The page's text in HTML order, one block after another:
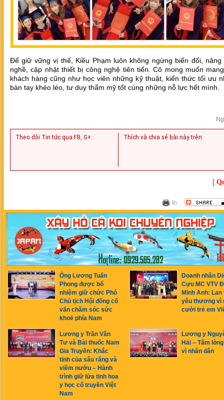
Để giữ vững vị thế, Kiều Phạm luôn không ngừng biến đổi, nâng
nghề, cập nhật thiết bị công nghệ tiên tiến. Cô mong muốn
khách hàng cũng như học viên những kỹ thuật, kiến thức tối ưu
bàn tay khéo léo, tư duy thẩm mỹ tốt cùng những nỗ lực hết mình.
Theo dõi Tin tức qua FB, G+: Thích và chia sẻ bài này trên:
[
In
Ông Lương Tuấn
Phong được bổ
nhiệm giữ chức Phó
Chủ tịch Hội đồng cố
vấn chăm sóc sức
khoẻ phía Nam
Doanh nhân
Cựu MC VTV
Minh Anh: Lan
yêu thương vì
cười trẻ em
Lương y Trần Văn
Tư và Bài thuốc Nam
Gia Truyền: Khắc
tinh của sâu răng và
viêm nướu – Hành
trình giữ lửa tinh hoa
y học cổ truyền Việt
Nam
Lương y
Hải – Tấm
vì nhân dân